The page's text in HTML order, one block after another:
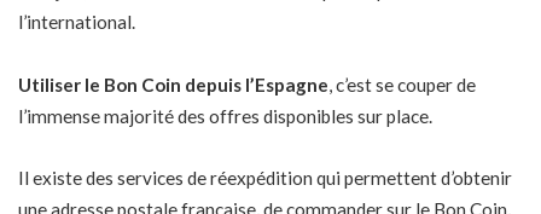
l’international.
Utiliser le Bon Coin depuis l’Espagne, c’est se couper de
l’immense majorité des offres disponibles sur place.
Il existe des services de réexpédition qui permettent d’obtenir
une adresse postale française, de commander sur le Bon Coin,